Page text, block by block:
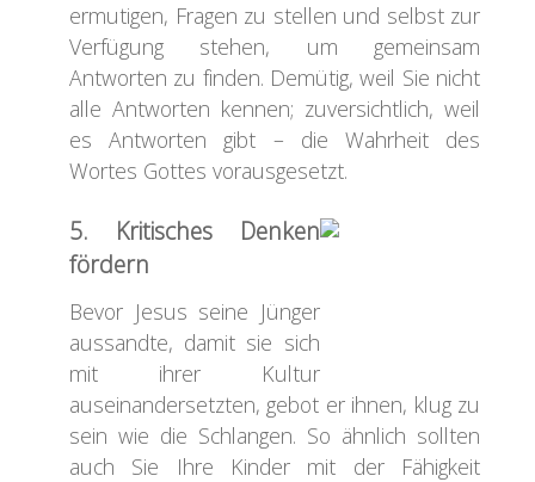
ermutigen, Fragen zu stellen und selbst zur
Verfügung stehen, um gemeinsam
Antworten zu finden. Demütig, weil Sie nicht
alle Antworten kennen; zuversichtlich, weil
es Antworten gibt – die Wahrheit des
Wortes Gottes vorausgesetzt.
5. Kritisches Denken
fördern
Bevor Jesus seine Jünger
aussandte, damit sie sich
mit ihrer Kultur
auseinandersetzten, gebot er ihnen, klug zu
sein wie die Schlangen. So ähnlich sollten
auch Sie Ihre Kinder mit der Fähigkeit